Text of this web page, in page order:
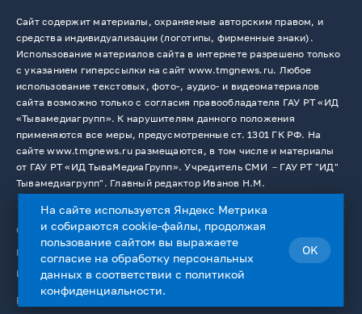
Сайт содержит материалы, охраняемые авторским правом, и
средства индивидуализации (логотипы, фирменные знаки).
Использование материалов сайта в интернете разрешено только
с указанием гиперссылки на сайт www.tmgnews.ru. Любое
использование текстовых, фото-, аудио- и видеоматериалов
сайта возможно только с согласия правообладателя ГАУ РТ «ИД
«Тывамедиагрупп». К нарушителям данного положения
применяются все меры, предусмотренные ст. 1301 ГК РФ. На
сайте www.tmgnews.ru размещаются, в том числе и материалы
от ГАУ РТ «ИД ТываМедиаГрупп». Учредитель СМИ －ГАУ РТ "ИД"
Тывамедиагрупп". Главный редактор Иванов Н.М.
© 2026. Все права защищены.
12+
Пользовательское соглашение
Использование cookie-файлов
Работает на
На сайте используется Яндекс Метрика
и собираются cookie-файлы, продолжая
пользование сайтом вы выражаете
согласие наобработку персональных
данных в соответствии с политикой
конфиденциальности.
OK